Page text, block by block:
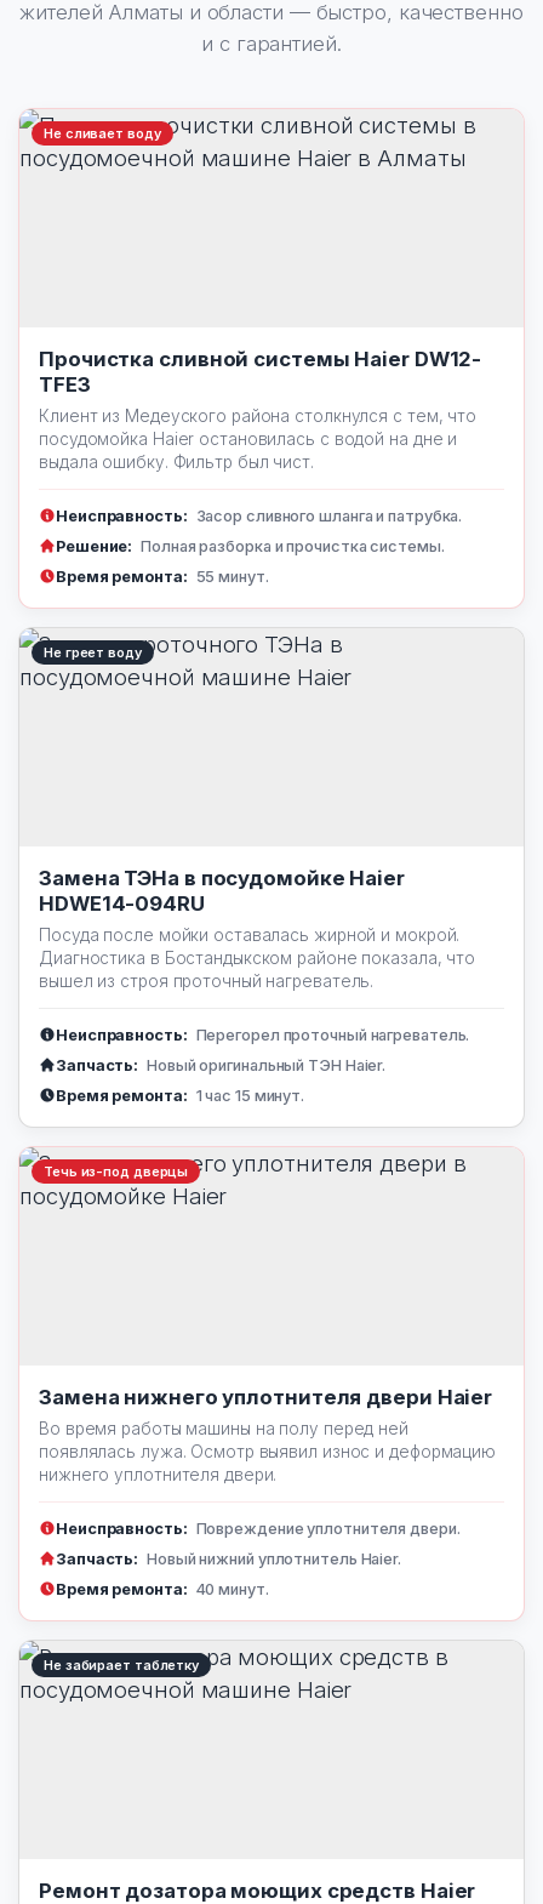
жителей Алматы и области — быстро, качественно
и с гарантией.
Не сливает воду
Прочистка сливной системы Haier DW12-
TFE3
Клиент из Медеуского района столкнулся с тем, что
посудомойка Haier остановилась с водой на дне и
выдала ошибку. Фильтр был чист.
Неисправность: Засор сливного шланга и патрубка.
Решение: Полная разборка и прочистка системы.
Время ремонта: 55 минут.
Не греет воду
Замена ТЭНа в посудомойке Haier
HDWE14-094RU
Посуда после мойки оставалась жирной и мокрой.
Диагностика в Бостандыкском районе показала, что
вышел из строя проточный нагреватель.
Неисправность: Перегорел проточный нагреватель.
Запчасть: Новый оригинальный ТЭН Haier.
Время ремонта: 1 час 15 минут.
Течь из-под дверцы
Замена нижнего уплотнителя двери Haier
Во время работы машины на полу перед ней
появлялась лужа. Осмотр выявил износ и деформацию
нижнего уплотнителя двери.
Неисправность: Повреждение уплотнителя двери.
Запчасть: Новый нижний уплотнитель Haier.
Время ремонта: 40 минут.
Не забирает таблетку
Ремонт дозатора моющих средств Haier